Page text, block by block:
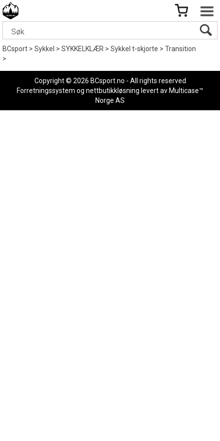
BCsport>Sykkel >SYKKELKLÆR>Sykkel t-skjorte>Transition
>
Copyright © 2026 BCsport.no - All rights reserved
Forretningssystem og nettbutikkløsning levert av Multicase™
Norge AS